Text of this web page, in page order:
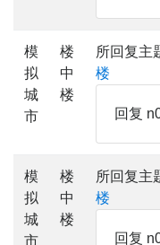
模
拟
城
市
楼
中
楼
所回复主
楼
回复
模
拟
城
市
楼
中
楼
所回复主
楼
回复